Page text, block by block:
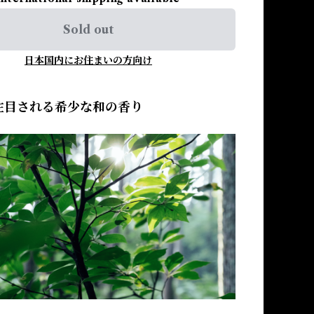
Sold out
日本国内にお住まいの方向け
される希少な和の香り